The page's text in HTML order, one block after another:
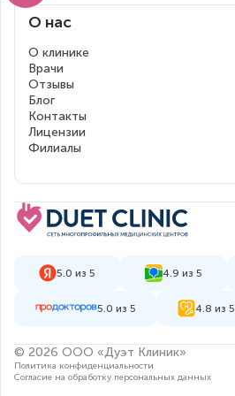
О нас
О клинике
Врачи
Отзывы
Блог
Контакты
Лицензии
Филиалы
5.0 из 5 4.9 из 5
5.0 из 5 4.8 из 5
© 2026 ООО «Дуэт Клиник»
Политика конфиденциальности
Согласие на обработку персональных данных